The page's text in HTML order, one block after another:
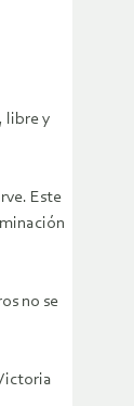
libre y
Este
no se